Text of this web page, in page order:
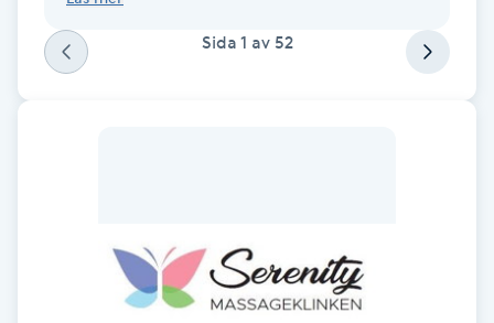
Herrklippning
Hot Stone Massage
Sida 1 av 52